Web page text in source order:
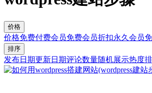
价格
价格免费付费会员免费会员折扣永久会员
排序
发布日期更新日期评论数量随机展示热度